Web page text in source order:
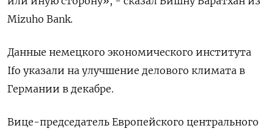
Mizuho Bank.
Данные немецкого экономического института
Ifo указали на улучшение делового климата в
Германии в декабре.
Вице-председатель Европейского центрального